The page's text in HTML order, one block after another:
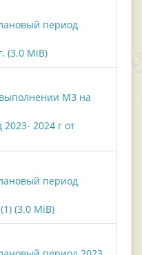
период
(3.0 MiB)
МЗ на
2024 г от
период
(3.0 MiB)